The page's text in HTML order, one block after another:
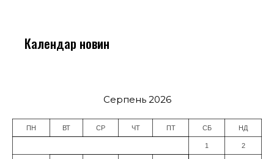
Календар новин
Серпень 2026
ПН ВТ СР ЧТ ПТ СБ НД
1 2